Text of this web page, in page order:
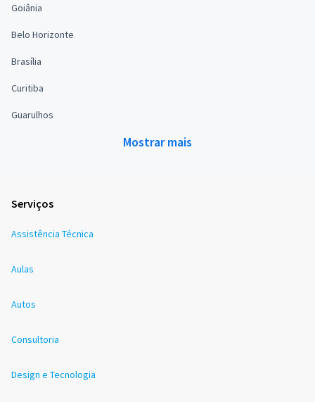
Goiânia
Belo Horizonte
Brasília
Curitiba
Guarulhos
Mostrar mais
Serviços
Assistência Técnica
Aulas
Autos
Consultoria
Design e Tecnologia